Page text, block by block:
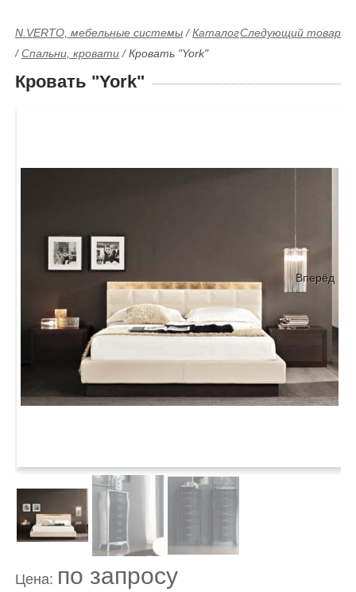
Следующий товар
N.VERTO, мебельные системы /Каталог
/Спальни, кровати /Кровать "York"
Кровать "York"
Вперёд
Цена: по запросу